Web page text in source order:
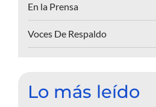
En la Prensa
Voces De Respaldo
Lo más leído